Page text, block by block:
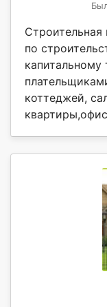
Строительная
по
капитальному
коттеджей,